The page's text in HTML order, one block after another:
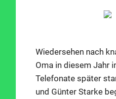
Wiedersehen nach
Oma in diesem Jahr
Telefonate später
und Günter Starke